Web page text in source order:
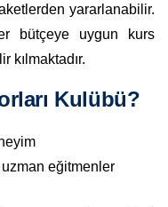
yararlanabilir.
bütçeye uygun kurs
kılmaktadır.
Kulübü?
uzman eğitmenler